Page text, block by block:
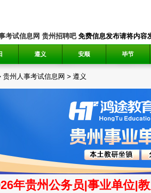
考试信息网 贵州招聘吧免费信息发布请将内容
遵义 安顺 毕节
贵州人事考试信息网 > 遵义